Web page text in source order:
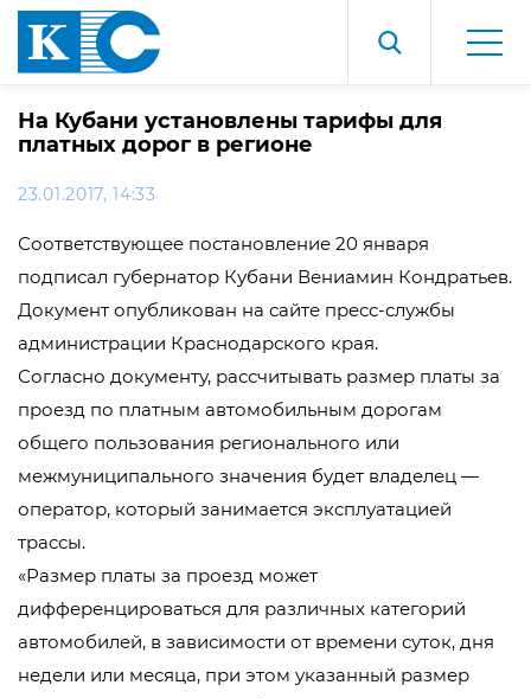
На Кубани установлены тарифы для
платных дорог в регионе
23.01.2017, 14:33
Соответствующее постановление 20 января
подписал губернатор Кубани Вениамин Кондратьев.
Документ опубликован на сайте пресс-службы
администрации Краснодарского края.
Согласно документу, рассчитывать размер платы за
проезд по платным автомобильным дорогам
общего пользования регионального или
межмуниципального значения будет владелец —
оператор, который занимается эксплуатацией
трассы.
«Размер платы за проезд может
дифференцироваться для различных категорий
автомобилей, в зависимости от времени суток, дня
недели или месяца, при этом указанный размер